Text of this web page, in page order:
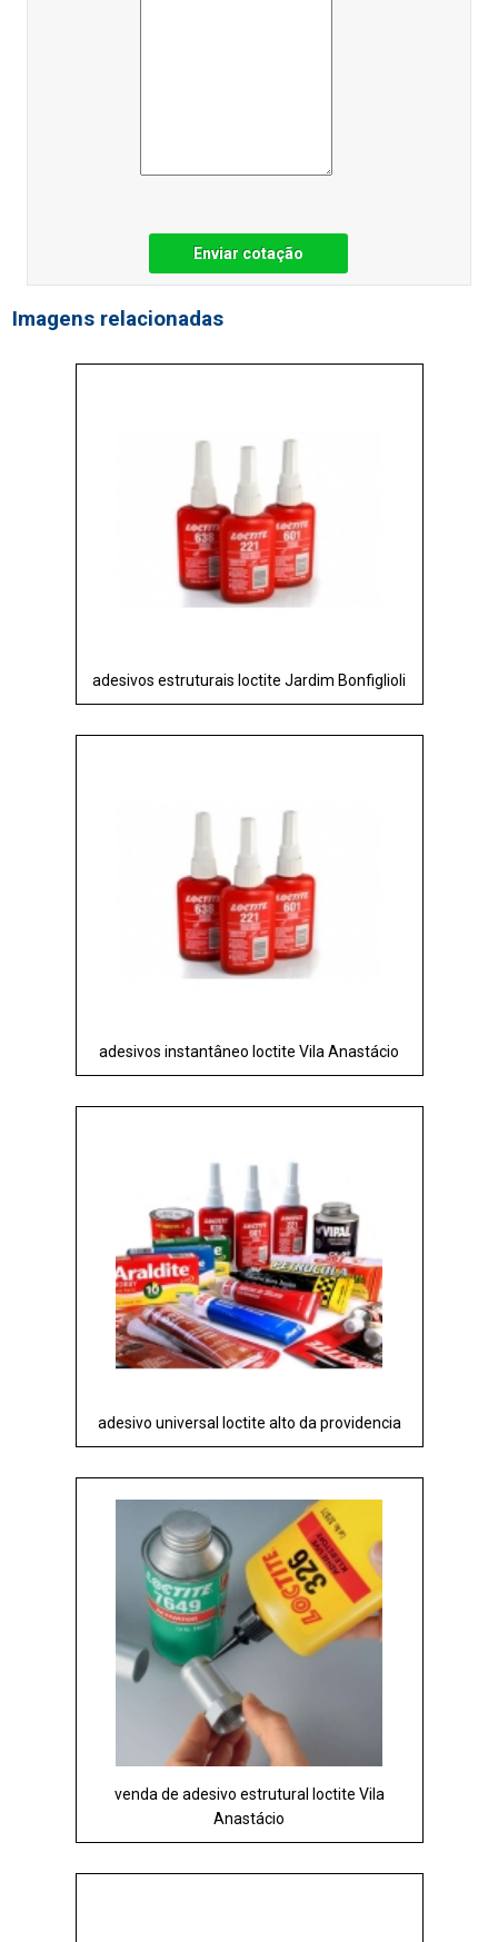
Enviar cotação
Imagens relacionadas
adesivos estruturais loctite Jardim Bonfiglioli
adesivos instantâneo loctite Vila Anastácio
adesivo universal loctite alto da providencia
venda de adesivo estrutural loctite Vila
Anastácio